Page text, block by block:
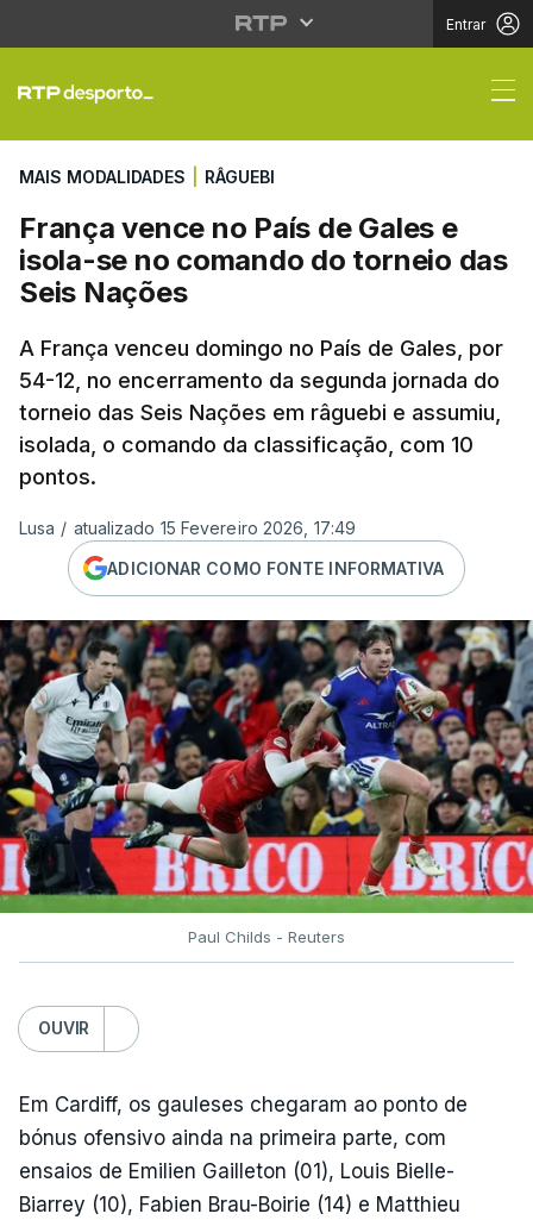
Entrar
França vence no
MAIS MODALIDADES RÂGUEBI
França vence no País de Gales e
isola-se no comando do torneio das
Seis Nações
A França venceu domingo no País de Gales, por
54-12, no encerramento da segunda jornada do
torneio das Seis Nações em râguebi e assumiu,
isolada, o comando da classificação, com 10
pontos.
Lusa / atualizado 15 Fevereiro 2026, 17:49
ADICIONAR COMO FONTE INFORMATIVA
Paul Childs - Reuters
OUVIR
Em Cardiff, os gauleses chegaram ao ponto de
bónus ofensivo ainda na primeira parte, com
ensaios de Emilien Gailleton (01), Louis Bielle-
Biarrey (10), Fabien Brau-Boirie (14) e Matthieu